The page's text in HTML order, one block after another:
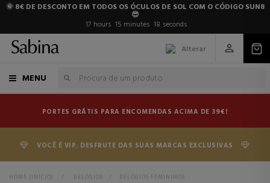
🌞 8€ DE DESCONTO EM TODOS OS ÓCULOS DE SOL COM O CÓDIGO SUN8
😎
17 hours 15 minutes 17 seconds
Alterar
MENU
PORTES GRÁTIS PARA ENCOMENDAS ACIMA DE 39€!
VOCÊ É VIP. DESFRUTE DAS SUAS MARCAS EXCLUSIVAS
HOME (INÍCIO) > RELÓGIOS > RELÓGIOS FEMININOS